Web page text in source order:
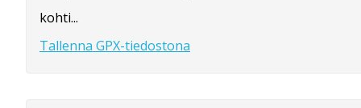
kohti...
Tallenna GPX-tiedostona